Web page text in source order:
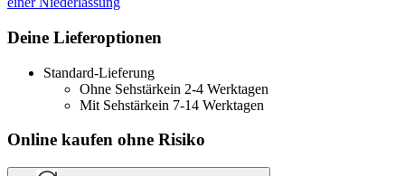
Deine Lieferoptionen
Standard-Lieferung
Ohne Sehstärkein 2-4 Werktagen
Mit Sehstärkein 7-14 Werktagen
Online kaufen ohne Risiko